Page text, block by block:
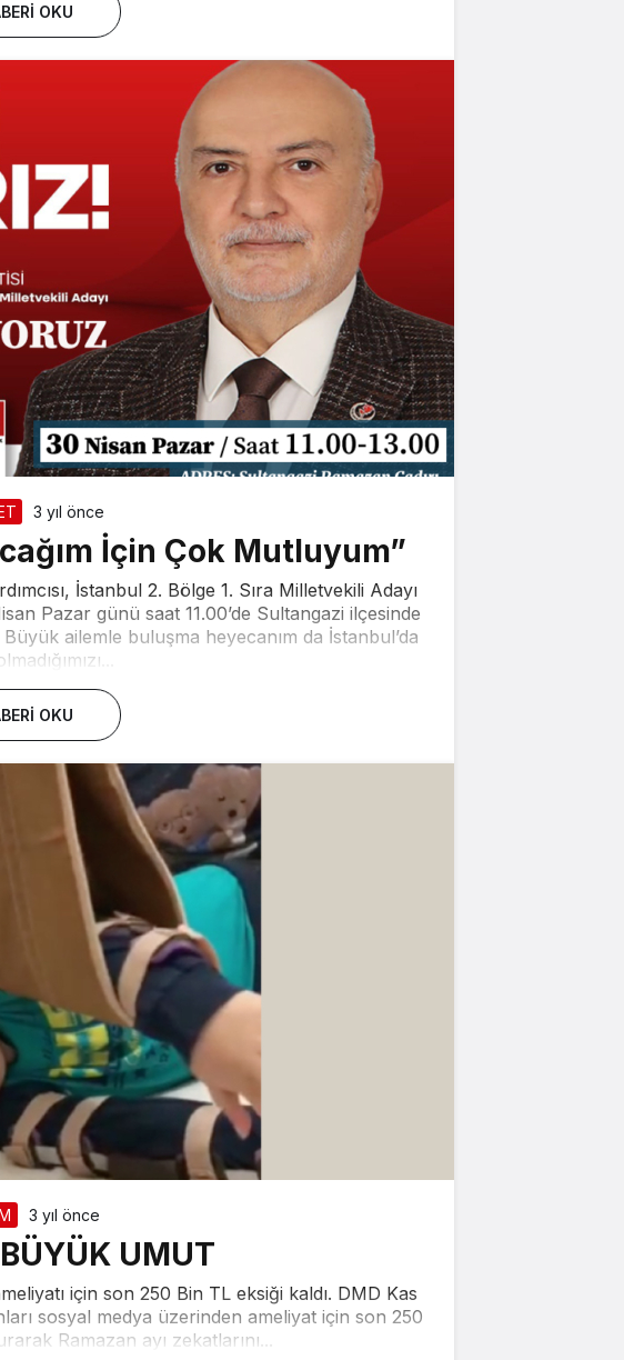
OKU
3 yıl önce
İçin Çok Mutluyum”
İstanbul 2. Bölge 1. Sıra Milletvekili Adayı
Pazar günü saat 11.00’de Sultangazi ilçesinde
ailemle buluşma heyecanım da İstanbul’da
OKU
3 yıl önce
UMUT
için son 250 Bin TL eksiği kaldı. DMD Kas
sosyal medya üzerinden ameliyat için son 250
Ramazan ayı zekatlarını...